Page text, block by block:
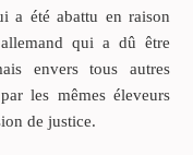
a été abattu en raison
qui a dû être
envers tous autres
les mêmes éleveurs
de justice.